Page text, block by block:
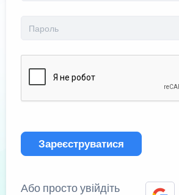
Зареєструватися
Або просто увійдіть